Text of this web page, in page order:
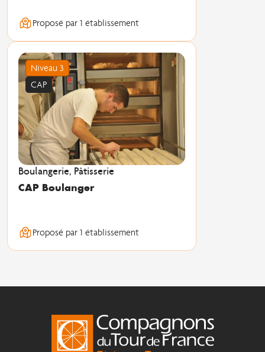
Proposé par 1 établissement
Niveau 3
CAP
Boulangerie, Pâtisserie
CAP Boulanger
Proposé par 1 établissement